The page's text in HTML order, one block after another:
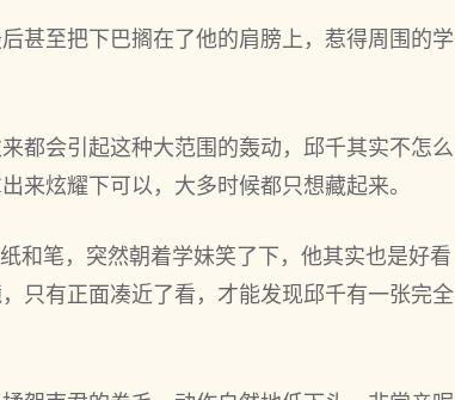
甚至把下巴搁在了他的肩膀上，惹得周围的学
都会引起这种大范围的轰动，邱千其实不怎么
来炫耀下可以，大多时候都只想藏起来。
和笔，突然朝着学妹笑了下，他其实也是好看
只有正面凑近了看，才能发现邱千有一张完全